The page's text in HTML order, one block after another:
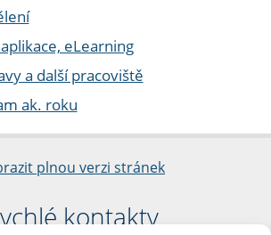
eLearning
a další pracoviště
ak. roku
plnou verzi stránek
kontakty